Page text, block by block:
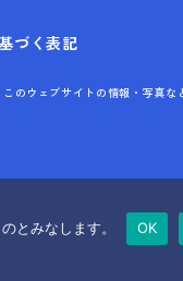
づく表記
のウェブサイトの情報・写真な
とみなします。
OK